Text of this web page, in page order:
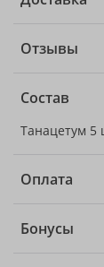
Отзывы
Состав
Танацетум 5
Оплата
Бонусы